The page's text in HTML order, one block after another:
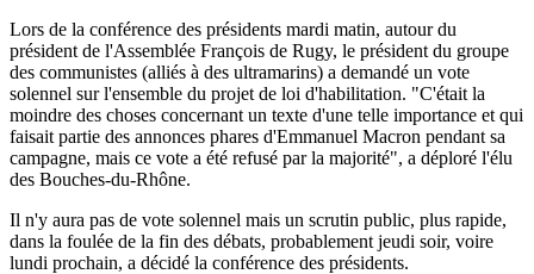
Lors de la conférence des présidents mardi matin, autour du
président de l'Assemblée François de Rugy, le président du groupe
des communistes (alliés à des ultramarins) a demandé un vote
solennel sur l'ensemble du projet de loi d'habilitation. "C'était la
moindre des choses concernant un texte d'une telle importance et qui
faisait partie des annonces phares d'Emmanuel Macron pendant sa
campagne, mais ce vote a été refusé par la majorité", a déploré l'élu
des Bouches-du-Rhône.
Il n'y aura pas de vote solennel mais un scrutin public, plus rapide,
dans la foulée de la fin des débats, probablement jeudi soir, voire
lundi prochain, a décidé la conférence des présidents.